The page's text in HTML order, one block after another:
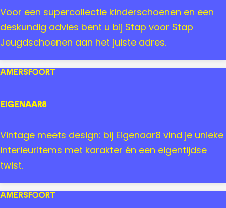
u
r
a
m
r
f
o
o
t
S
t
a
p
v
o
S
t
a
K
Voor een supercollectie kinderschoenen en een
deskundig advies bent u bij Stap voor Stap
Jeugdschoenen aan het juiste adres.
Eigenaar8
E
i
g
e
n
Vintage meets design: bij Eigenaar8 vind je unieke
interieuritems met karakter én een eigentijdse
twist.
Amersfoort
Amersfoort